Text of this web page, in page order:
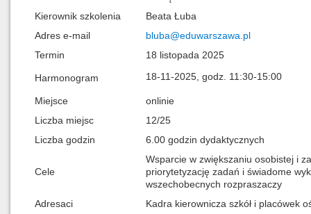
Kierownik szkolenia
Beata Łuba
Adres e-mail
bluba@eduwarszawa.pl
Termin
18 listopada 2025
Harmonogram 18-11-2025, godz. 11:30-15:00
Miejsce
onlinie
Liczba miejsc
12/25
Liczba godzin
6.00 godzin dydaktycznych
Cele
Wsparcie w zwiększaniu osobistej i
priorytetyzację zadań i świadome
wszechobecnych rozpraszaczy
Adresaci
Kadra kierownicza szkół i placówek